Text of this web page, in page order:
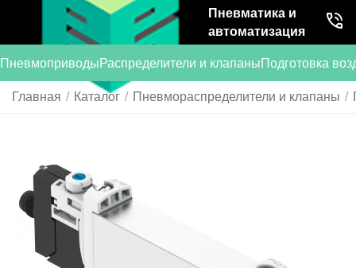
Пневматика и
автоматизация
ПневмоприводыРаспределители и клапаныПодготовка
Главная / Каталог / Пневмораспределители и клапаны /